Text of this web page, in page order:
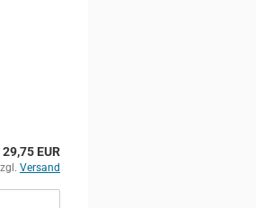
29,75 EUR
Versand